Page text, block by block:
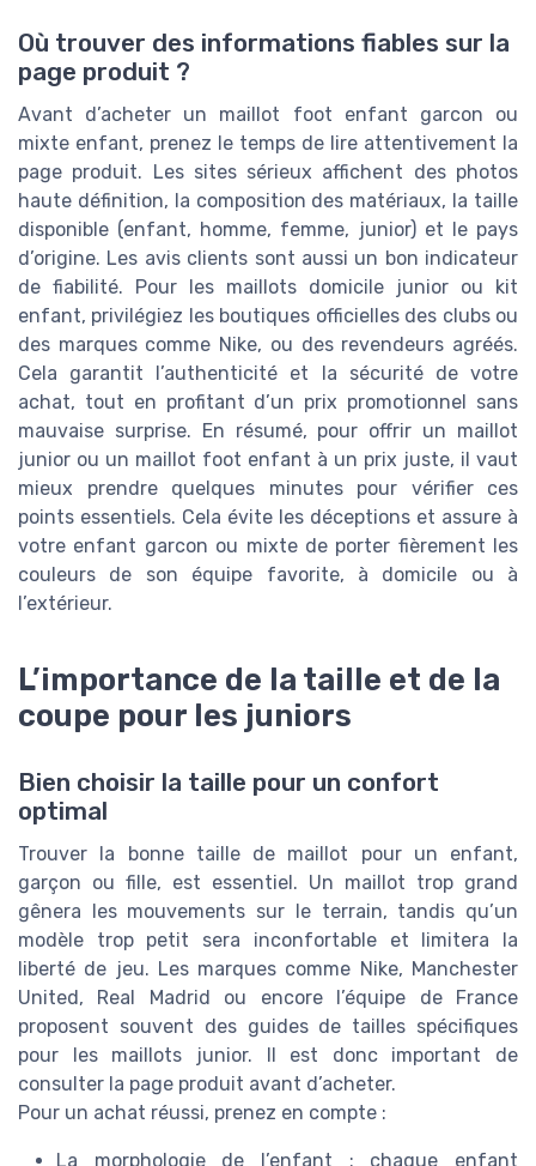
Où trouver des informations fiables sur la
page produit ?
Avant d’acheter un maillot foot enfant garcon ou
mixte enfant, prenez le temps de lire attentivement la
page produit. Les sites sérieux affichent des photos
haute définition, la composition des matériaux, la taille
disponible (enfant, homme, femme, junior) et le pays
d’origine. Les avis clients sont aussi un bon indicateur
de fiabilité. Pour les maillots domicile junior ou kit
enfant, privilégiez les boutiques officielles des clubs ou
des marques comme Nike, ou des revendeurs agréés.
Cela garantit l’authenticité et la sécurité de votre
achat, tout en profitant d’un prix promotionnel sans
mauvaise surprise. En résumé, pour offrir un maillot
junior ou un maillot foot enfant à un prix juste, il vaut
mieux prendre quelques minutes pour vérifier ces
points essentiels. Cela évite les déceptions et assure à
votre enfant garcon ou mixte de porter fièrement les
couleurs de son équipe favorite, à domicile ou à
l’extérieur.
L’importance de la taille et de la
coupe pour les juniors
Bien choisir la taille pour un confort
optimal
Trouver la bonne taille de maillot pour un enfant,
garçon ou fille, est essentiel. Un maillot trop grand
gênera les mouvements sur le terrain, tandis qu’un
modèle trop petit sera inconfortable et limitera la
liberté de jeu. Les marques comme Nike, Manchester
United, Real Madrid ou encore l’équipe de France
proposent souvent des guides de tailles spécifiques
pour les maillots junior. Il est donc important de
consulter la page produit avant d’acheter.
Pour un achat réussi, prenez en compte :
La morphologie de l’enfant : chaque enfant